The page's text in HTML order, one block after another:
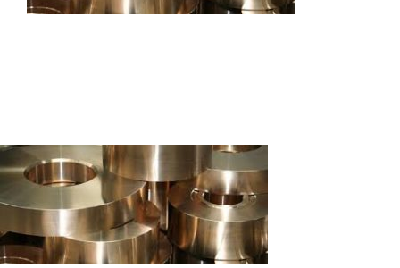
Devis
Français